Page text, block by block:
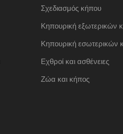
Σχεδιασμός κήπου
Κηπουρική εξωτερικών
Κηπουρική εσωτερικών
Εχθροί και ασθένειες
Ζώα και κήπος